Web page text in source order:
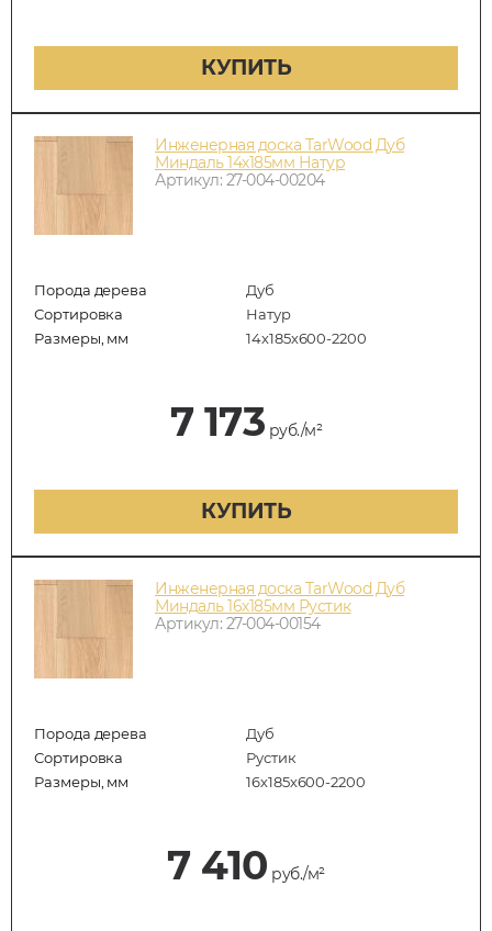
КУПИТЬ
Инженерная доска TarWood Дуб
Миндаль 14х185мм Натур
Артикул: 27-004-00204
Порода дерева
Дуб
Сортировка
Натур
Размеры, мм
14х185х600-2200
7 173 руб./м²
КУПИТЬ
Инженерная доска TarWood Дуб
Миндаль 16х185мм Рустик
Артикул: 27-004-00154
Порода дерева
Дуб
Сортировка
Рустик
Размеры, мм
16х185х600-2200
7 410 руб./м²